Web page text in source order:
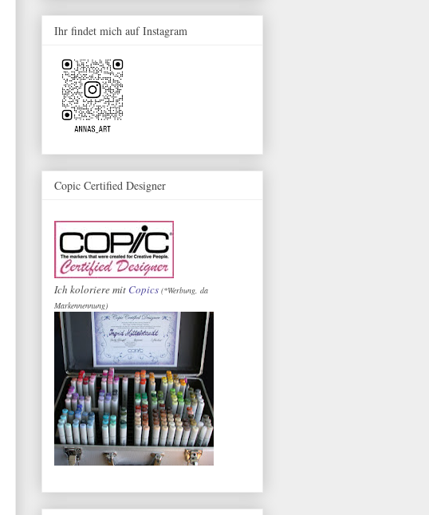
Ihr findet mich auf Instagram
Copic Certified Designer
Ich koloriere mit Copics (*Werbung, da
Markennennung)